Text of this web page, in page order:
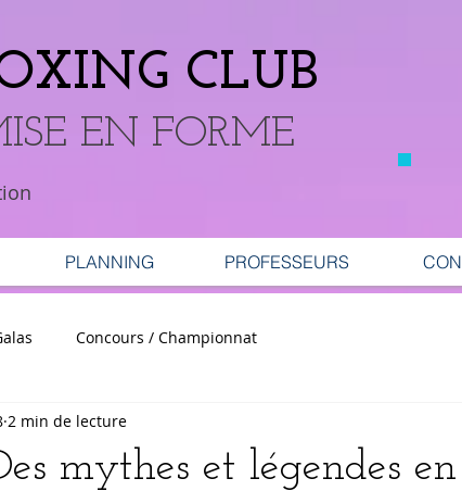
CLUB
EN FORME
PLANNING PROFESSEURS
Concours / Championnat
mythes et légendes
2 min de lecture